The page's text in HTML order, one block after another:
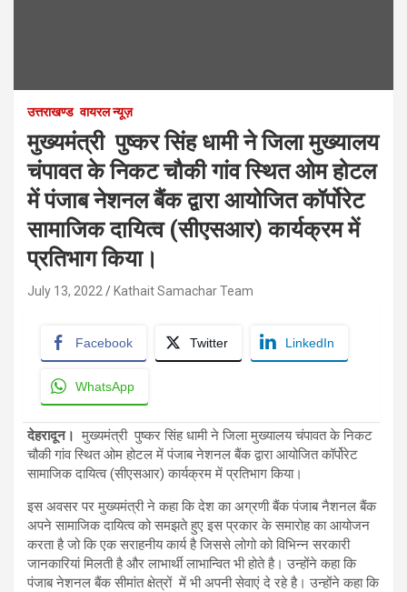
उत्तराखण्ड वायरल न्यूज़
मुख्यमंत्री पुष्कर सिंह धामी ने जिला मुख्यालय
चंपावत के निकट चौकी गांव स्थित ओम होटल
में पंजाब नेशनल बैंक द्वारा आयोजित कॉर्पोरेट
सामाजिक दायित्व (सीएसआर) कार्यक्रम में
प्रतिभाग किया।
July 13, 2022 Kathait Samachar Team
Facebook Twitter LinkedIn
WhatsApp
देहरादून। मुख्यमंत्री पुष्कर सिंह धामी ने जिला मुख्यालय चंपावत के निकट
चौकी गांव स्थित ओम होटल में पंजाब नेशनल बैंक द्वारा आयोजित कॉर्पोरेट
सामाजिक दायित्व (सीएसआर) कार्यक्रम में प्रतिभाग किया।
इस अवसर पर मुख्यमंत्री ने कहा कि देश का अग्रणी बैंक पंजाब नैशनल बैंक
अपने सामाजिक दायित्व को समझते हुए इस प्रकार के समारोह का आयोजन
करता है जो कि एक सराहनीय कार्य है जिससे लोगो को विभिन्न सरकारी
जानकारियां मिलती है और लाभार्थी लाभान्वित भी होते है। उन्होंने कहा कि
पंजाब नेशनल बैंक सीमांत क्षेत्रों में भी अपनी सेवाएं दे रहे है। उन्होंने कहा कि